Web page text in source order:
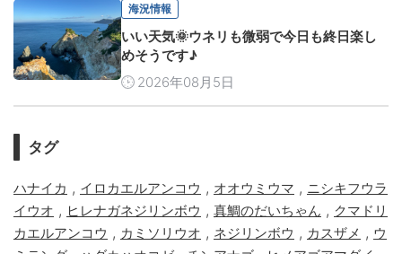
海況情報
いい天気🌞ウネリも微弱で今日も終日楽し
めそうです♪
2026年08月5日
タグ
ハナイカ , イロカエルアンコウ , オオウミウマ , ニシキフウラ
イウオ , ヒレナガネジリンボウ , 真鯛のだいちゃん , クマドリ
カエルアンコウ , カミソリウオ , ネジリンボウ , カスザメ , ウ